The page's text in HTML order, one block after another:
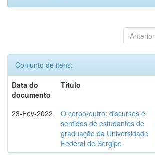
Anterior
Conjunto de itens:
Data do
documento
Título
23-Fev-2022
O corpo-outro: discursos e
sentidos de estudantes de
graduação da Universidade
Federal de Sergipe